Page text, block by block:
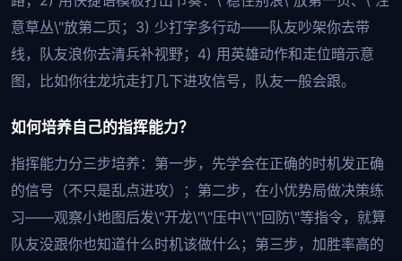
意草丛\"放第二页；3) 少打字多行动——队友吵架你去带
线，队友浪你去清兵补视野；4) 用英雄动作和走位暗示意
图，比如你往龙坑走打几下进攻信号，队友一般会跟。
如何培养自己的指挥能力？
指挥能力分三步培养：第一步，先学会在正确的时机发正确
的信号（不只是乱点进攻）；第二步，在小优势局做决策练
习——观察小地图后发\"开龙\"\"压中\"\"回防\"等指令，就算
队友没跟你也知道什么时机该做什么；第三步，加胜率高的